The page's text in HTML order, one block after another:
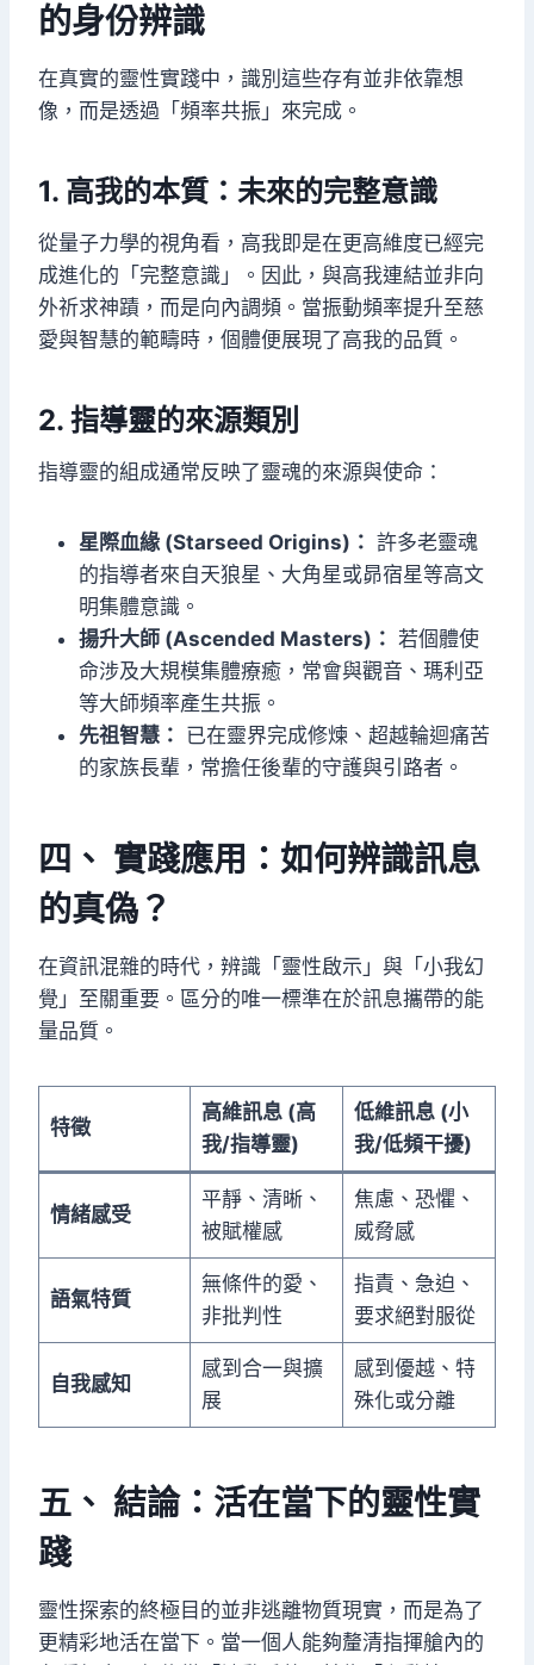
的身份辨識
在真實的靈性實踐中，識別這些存有並非依靠想
像，而是透過「頻率共振」來完成。
1. 高我的本質：未來的完整意識
從量子力學的視角看，高我即是在更高維度已經完
成進化的「完整意識」。因此，與高我連結並非向
外祈求神蹟，而是向內調頻。當振動頻率提升至慈
愛與智慧的範疇時，個體便展現了高我的品質。
2. 指導靈的來源類別
指導靈的組成通常反映了靈魂的來源與使命：
星際血緣 (Starseed Origins)： 許多老靈魂
的指導者來自天狼星、大角星或昴宿星等高文
明集體意識。
揚升大師 (Ascended Masters)： 若個體使
命涉及大規模集體療癒，常會與觀音、瑪利亞
等大師頻率產生共振。
先祖智慧： 已在靈界完成修煉、超越輪迴痛苦
的家族長輩，常擔任後輩的守護與引路者。
四、 實踐應用：如何辨識訊息
的真偽？
在資訊混雜的時代，辨識「靈性啟示」與「小我幻
覺」至關重要。區分的唯一標準在於訊息攜帶的能
量品質。
特徵
高維訊息 (高
我/指導靈)
低維訊息 (小
我/低頻干擾)
情緒感受
平靜、清晰、
被賦權感
焦慮、恐懼、
威脅感
語氣特質
無條件的愛、
非批判性
指責、急迫、
要求絕對服從
自我感知
感到合一與擴
展
感到優越、特
殊化或分離
五、 結論：活在當下的靈性實
踐
靈性探索的終極目的並非逃離物質現實，而是為了
更精彩地活在當下。當一個人能夠釐清指揮艙內的